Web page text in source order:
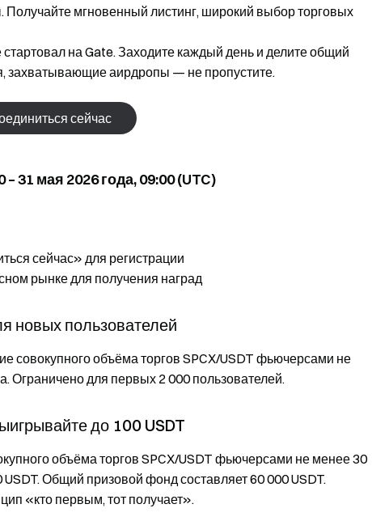
мгновенный листинг, широкий выбор торговых
на Gate. Заходите каждый день и делите общий
захватывающие аирдропы — не пропустите.
сейчас
31 мая 2026 года, 09:00 (UTC)
сейчас» для регистрации
рынке для получения наград
новых пользователей
совокупного объёма торгов SPCX/USDT фьючерсами не
Ограничено для первых 2 000 пользователей.
до 100 USDT
объёма торгов SPCX/USDT фьючерсами не менее 30
Общий призовой фонд составляет 60 000 USDT.
«кто первым, тот получает».